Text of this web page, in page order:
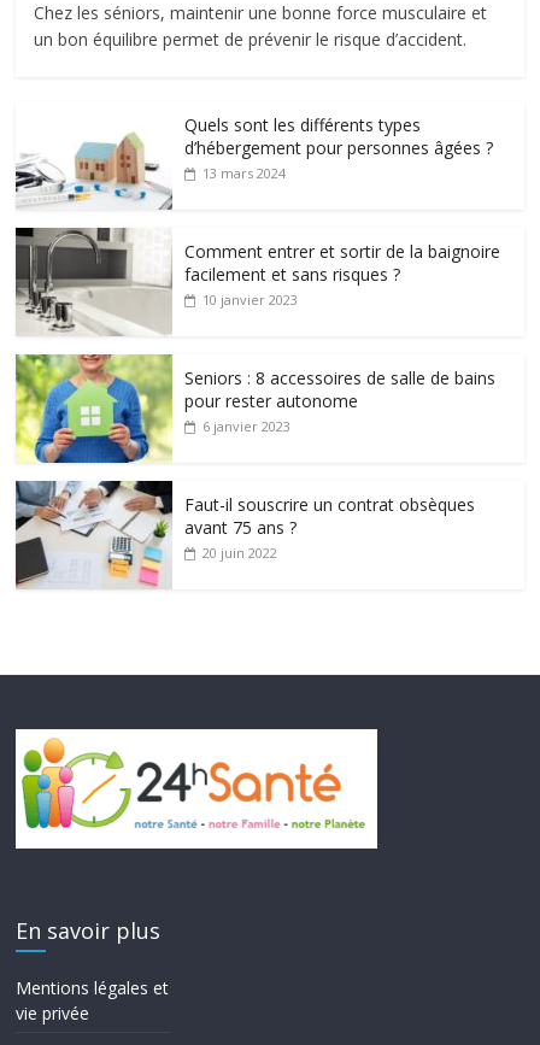
Chez les séniors, maintenir une bonne force musculaire et
un bon équilibre permet de prévenir le risque d’accident.
Quels sont les différents types
d’hébergement pour personnes âgées ?
13 mars 2024
Comment entrer et sortir de la baignoire
facilement et sans risques ?
10 janvier 2023
Seniors : 8 accessoires de salle de bains
pour rester autonome
6 janvier 2023
Faut-il souscrire un contrat obsèques
avant 75 ans ?
20 juin 2022
En savoir plus
Mentions légales et
vie privée